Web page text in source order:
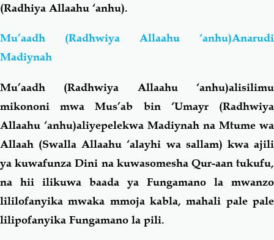
(Radhiya Allaahu ‘anhu).
Mu’aadh (Radhwiya Allaahu ‘anhu)Anarudi
Madiynah
Mu’aadh (Radhwiya Allaahu ‘anhu)alisilimu
mikononi mwa Mus’ab bin ‘Umayr (Radhwiya
Allaahu ‘anhu)aliyepelekwa Madiynah na Mtume wa
Allaah (Swalla Allaahu ‘alayhi wa sallam) kwa ajili
ya kuwafunza Dini na kuwasomesha Qur-aan tukufu,
na hii ilikuwa baada ya Fungamano la mwanzo
lililofanyika mwaka mmoja kabla, mahali pale pale
lilipofanyika Fungamano la pili.